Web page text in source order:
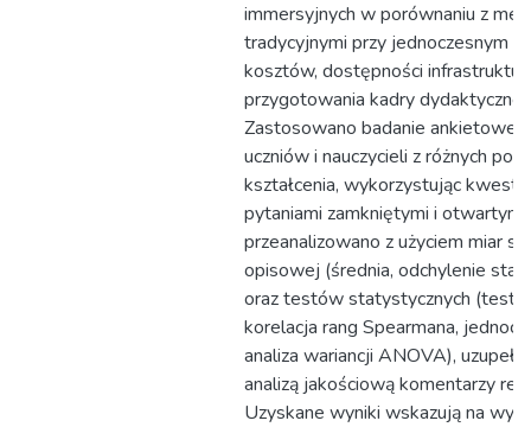
immersyjnych w porównaniu z
tradycyjnymi przy jednoczesnym
kosztów, dostępności
przygotowania kadry dydaktycznej.
Zastosowano badanie ankietowe
uczniów i nauczycieli z różnych
kształcenia, wykorzystując
pytaniami zamkniętymi i
przeanalizowano z użyciem miar
opisowej (średnia, odchylenie
oraz testów statystycznych (test
korelacja rang Spearmana,
analiza wariancji ANOVA),
analizą jakościową komentarzy
Uzyskane wyniki wskazują na